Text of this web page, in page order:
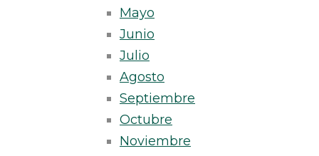
Mayo
Junio
Julio
Agosto
Septiembre
Octubre
Noviembre